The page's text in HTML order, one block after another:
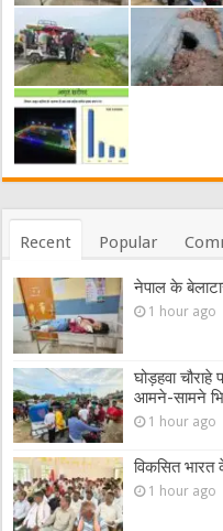
Recent Popular
नेपाल के
1 hour ago
घोड़हवा
आमने-सामने
1 hour ago
विकसित भारत
1 hour ago